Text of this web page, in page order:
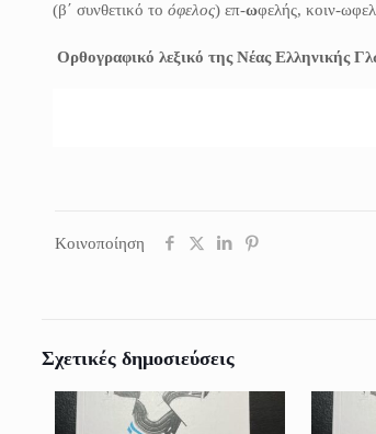
(β΄ συνθετικό το όφελος) επ-ωφελής, κοιν-
Ορθογραφικό λεξικό της Νέας Ελληνικής
Κοινοποίηση
Σχετικές δημοσιεύσεις